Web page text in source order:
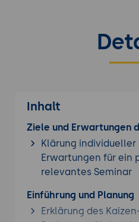
Stärkere
Fokussierung auf
Verbesserung und
ihre
Teamarbeit und
Anwendung von
Zusammenarbeit
und Abteilungen.
Zusammenarbeit
Lösungen führen.
Inhalt
Ziele und Erwartungen
Klärung individueller
Erwartungen für ein
relevantes Seminar
Einführung und Planung
Erklärung des